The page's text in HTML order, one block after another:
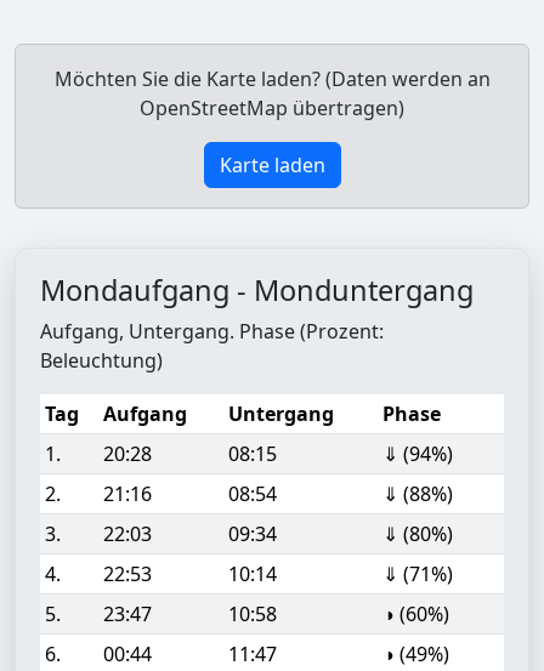
Möchten Sie die Karte laden? (Daten werden an
OpenStreetMap übertragen)
Karte laden
Mondaufgang - Monduntergang
Aufgang, Untergang. Phase (Prozent:
Beleuchtung)
Tag
Aufgang Untergang
Phase
1.
20:28 08:15
⇓ (94%)
2.
21:16 08:54
⇓ (88%)
3.
22:03 09:34
⇓ (80%)
4.
22:53 10:14
⇓ (71%)
5.
23:47 10:58
◑ (60%)
6.
00:44 11:47
◑ (49%)